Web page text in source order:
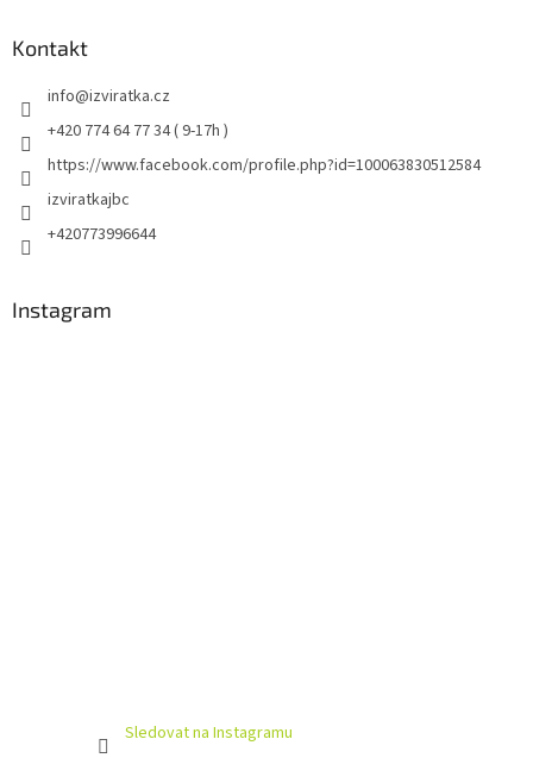
Kontakt
info@izviratka.cz
+420 774 64 77 34 ( 9-17h )
https://www.facebook.com/profile.php?id=100063830512584
izviratkajbc
+420773996644
Instagram
Sledovat na Instagramu